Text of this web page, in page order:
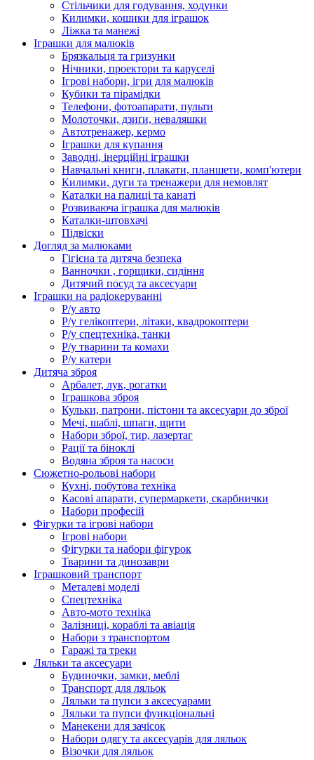
Стільчики для годування, ходунки
Килимки, кошики для іграшок
Ліжка та манежі
Іграшки для малюків
Брязкальця та гризунки
Нічники, проектори та каруселі
Ігрові набори, ігри для малюків
Кубики та пірамідки
Телефони, фотоапарати, пульти
Молоточки, дзиґи, неваляшки
Автотренажер, кермо
Іграшки для купання
Заводні, інерційні іграшки
Навчальні книги, плакати, планшети, комп'ютери
Килимки, дуги та тренажери для немовлят
Каталки на палиці та канаті
Розвиваюча іграшка для малюків
Каталки-штовхачі
Підвіски
Догляд за малюками
Гігієна та дитяча безпека
Ванночки , горщики, сидіння
Дитячий посуд та аксесуари
Іграшки на радіокеруванні
Р/у авто
Р/у гелікоптери, літаки, квадрокоптери
Р/у спецтехніка, танки
Р/у тварини та комахи
Р/у катери
Дитяча зброя
Арбалет, лук, рогатки
Іграшкова зброя
Кульки, патрони, пістони та аксесуари до зброї
Мечі, шаблі, шпаги, щити
Набори зброї, тир, лазертаг
Рації та біноклі
Водяна зброя та насоси
Сюжетно-рольові набори
Кухні, побутова техніка
Касові апарати, супермаркети, скарбнички
Набори професій
Фігурки та ігрові набори
Ігрові набори
Фігурки та набори фігурок
Тварини та динозаври
Іграшковий транспорт
Металеві моделі
Спецтехніка
Авто-мото техніка
Залізниці, кораблі та авіація
Набори з транспортом
Гаражі та треки
Ляльки та аксесуари
Будиночки, замки, меблі
Транспорт для ляльок
Ляльки та пупси з аксесуарами
Ляльки та пупси функціональні
Манекени для зачісок
Набори одягу та аксесуарів для ляльок
Візочки для ляльок